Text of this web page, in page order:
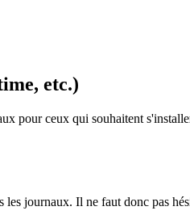
etc.)
pour ceux qui souhaitent
journaux. Il ne faut donc pas